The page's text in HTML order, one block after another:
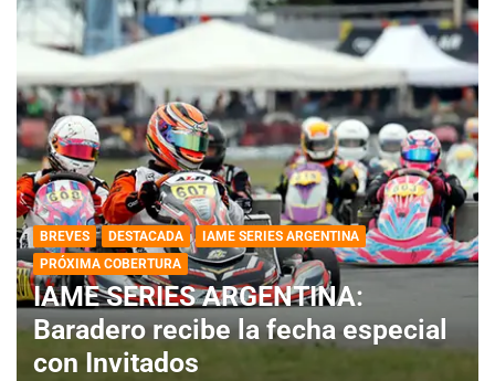
BREVES DESTACADA
IAME SERIES ARGENTINA
PRÓXIMA COBERTURA
IAME SERIES ARGENTINA:
Baradero recibe la fecha especial
con Invitados